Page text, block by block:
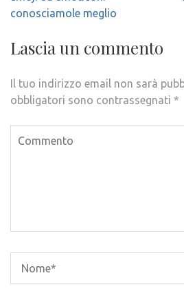
conosciamole meglio
Lascia un commento
Il tuo indirizzo email non sarà
obbligatori sono contrassegnati *